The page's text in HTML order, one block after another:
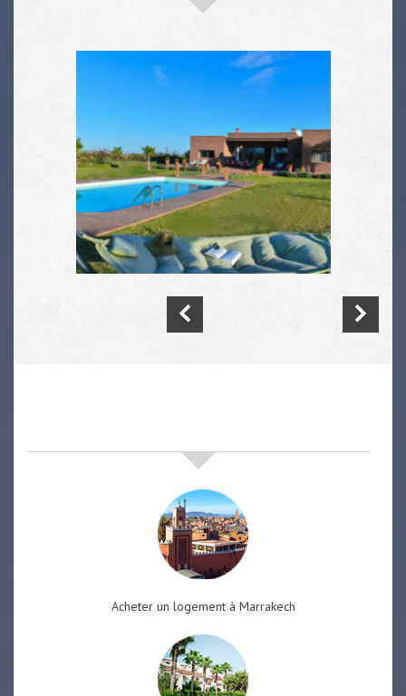
Acheter un logement à Marrakech